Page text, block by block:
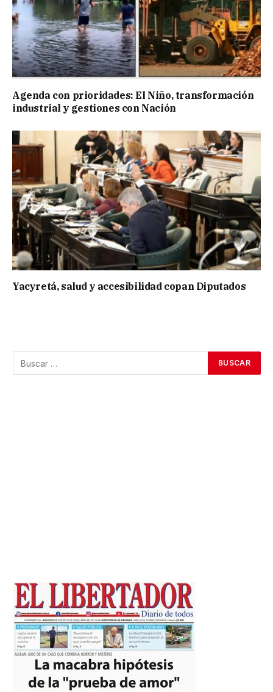
Agenda con prioridades: El Niño, transformación
industrial y gestiones con Nación
Yacyretá, salud y accesibilidad copan Diputados